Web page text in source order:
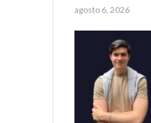
agosto 6, 2026